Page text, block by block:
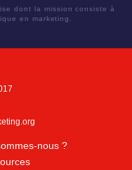
dont la mission consiste à
en marketing.
nous ?